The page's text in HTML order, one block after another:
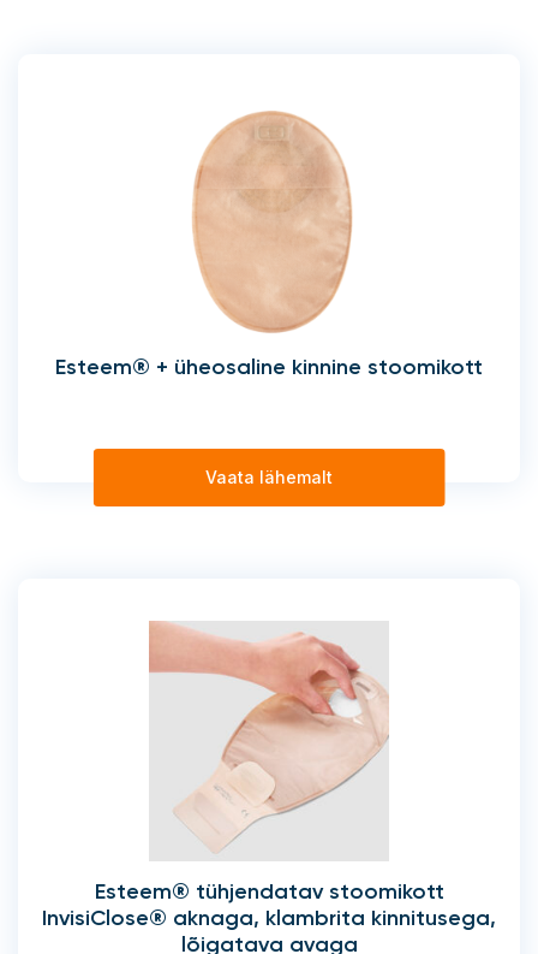
Esteem® + üheosaline kinnine stoomikott
Vaata lähemalt
Esteem® tühjendatav stoomikott
InvisiClose® aknaga, klambrita kinnitusega,
lõigatava avaga